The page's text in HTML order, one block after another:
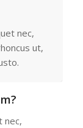
nec,
ut,
nec,